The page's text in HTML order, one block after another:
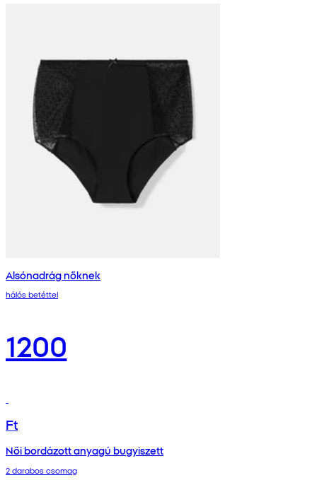
Alsónadrág nőknek
hálós betéttel
1200
Ft
Női bordázott anyagú bugyiszett
2 darabos csomag